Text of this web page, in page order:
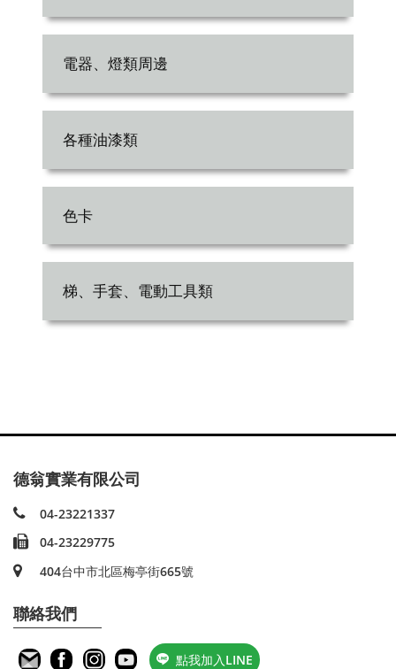
電器、燈類周邊
各種油漆類
色卡
梯、手套、電動工具類
德翁實業有限公司
04-23221337
04-23229775
404台中市北區梅亭街665號
聯絡我們
點我加入LINE